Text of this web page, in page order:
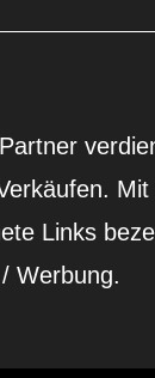
Mit
Links
Werbung.